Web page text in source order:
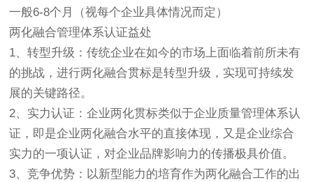
一般6-8个月（视每个企业具体情况而定）
两化融合管理体系认证益处
1、转型升级 ：传统企业在如今的市场上面临着前所未有
的挑战，进行两化融合贯标是转型升级，实现可持续发
展的关键路径。
2、 实力认证 ：企业两化贯标类似于企业质量管理体系认
证，即是企业两化融合水平的直接体现，又是企业综合
实力的一项认证，对企业品牌影响力的传播极具价值。
3、竞争优势 ：以新型能力的培育作为两化融合工作的出